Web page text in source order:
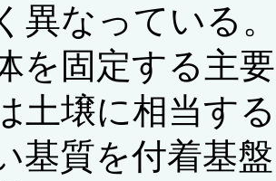
異なっている
を固定する主
土壌に相当す
基質を付着基